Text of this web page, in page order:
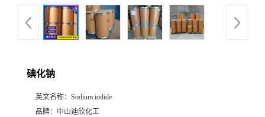
厅碘化钠
英文名称： Sodium iodide
品牌： 中山迪欣化工